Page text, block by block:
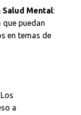
Salud Mental:
que puedan
en temas de
Los
a